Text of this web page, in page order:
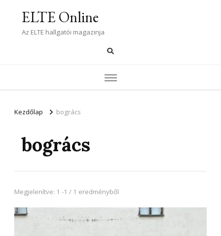
ELTE Online
Az ELTE hallgatói magazinja
Kezdőlap bogrács
bogrács
Megjelenítve: 1 -1 / 1 eredményből